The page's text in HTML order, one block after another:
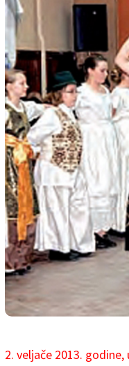
2. veljače 2013.